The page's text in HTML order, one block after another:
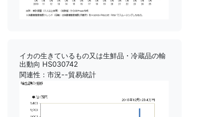
イカの生きているもの又は生鮮品・冷蔵品の輸
出動向 HS030742
関連性：市況--貿易統計